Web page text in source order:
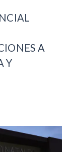
A
Y